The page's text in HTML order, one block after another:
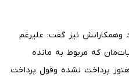
وهمکارانش نیز گفت: علیرغم
که مربوط به مانده
پرداخت نشده وقول پرداخت